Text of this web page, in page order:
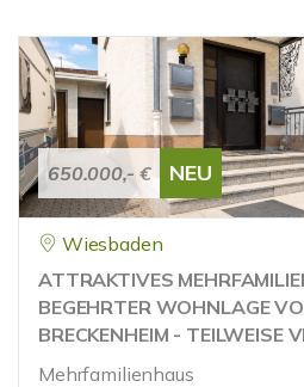
650.000,- € NEU
Wiesbaden
ATTRAKTIVES
BEGEHRTER WOHNLAGE
BRECKENHEIM - TEILWEISE
Mehrfamilienhaus